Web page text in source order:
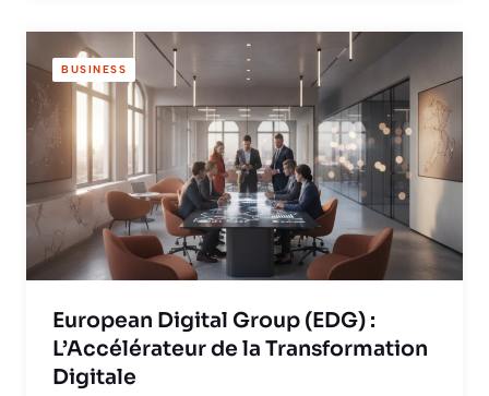
BUSINESS
European Digital Group (EDG) :
L’Accélérateur de la Transformation
Digitale